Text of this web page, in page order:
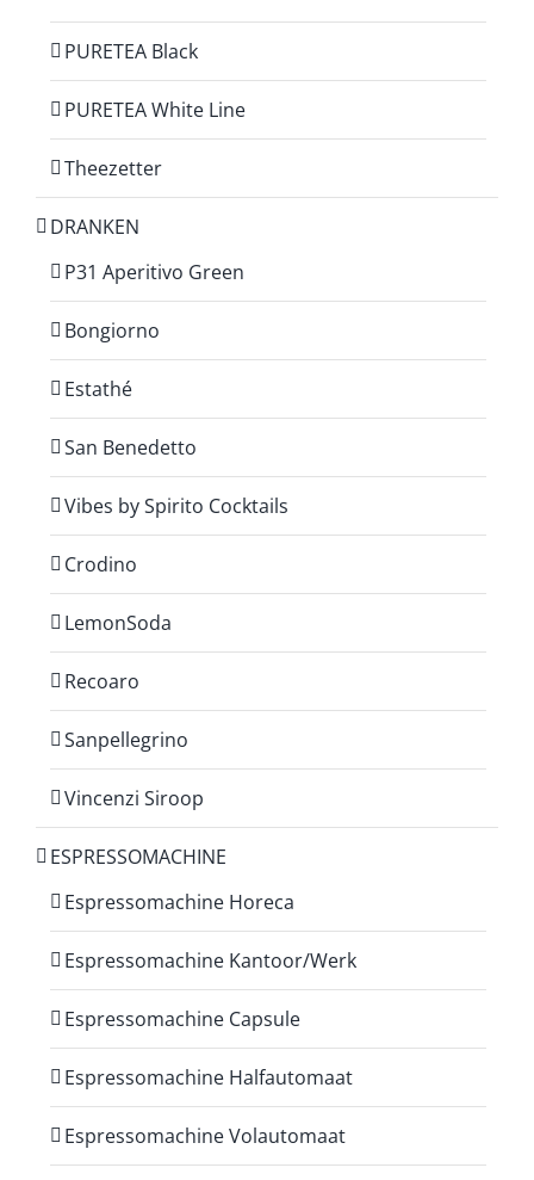
PURETEA Black
PURETEA White Line
Theezetter
DRANKEN
P31 Aperitivo Green
Bongiorno
Estathé
San Benedetto
Vibes by Spirito Cocktails
Crodino
LemonSoda
Recoaro
Sanpellegrino
Vincenzi Siroop
ESPRESSOMACHINE
Espressomachine Horeca
Espressomachine Kantoor/Werk
Espressomachine Capsule
Espressomachine Halfautomaat
Espressomachine Volautomaat